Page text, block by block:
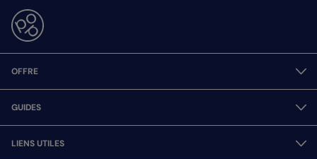
OFFRE
GUIDES
LIENS UTILES